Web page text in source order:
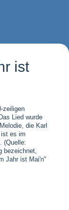
ist
zeiligen
Lied wurde
die Karl
ist es im
(Quelle:
bezeichnet,
Jahr ist Mai'n"